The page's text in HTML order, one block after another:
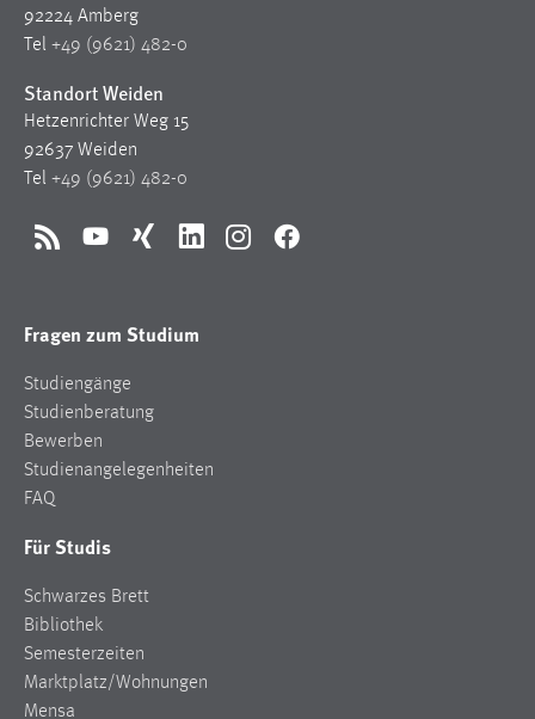
92224 Amberg
Tel +49 (9621) 482-0
Standort Weiden
Hetzenrichter Weg 15
92637 Weiden
Tel +49 (9621) 482-0
RSS YouTubeXing LinkedInInstagramFacebook
Fragen zum Studium
Studiengänge
Studienberatung
Bewerben
Studienangelegenheiten
FAQ
Für Studis
Schwarzes Brett
Bibliothek
Semesterzeiten
Marktplatz/Wohnungen
Mensa
30 Tage
Name:
MibewSessionID, MIBEW_UserID, mibew_locale, mibew-
chat-frame-style-5e9dbeb1811c0446
Zweck:
Wird benötigt um die Chatfunktion nutzen zu können.
5e9dbeb1811c0446 = Sitzungslaufzeit, mibew_locale = 3
Login
Name:
Zweck:
einloggen zu können.
Cookie Laufzeit:
24 Stunden